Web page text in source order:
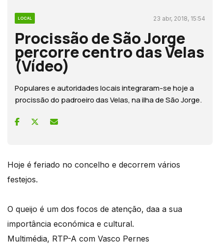
LOCAL 23 abr, 2018, 15:54
Procissão de São Jorge
percorre centro das Velas
(Vídeo)
Populares e autoridades locais integraram-se hoje a
procissão do padroeiro das Velas, na ilha de São Jorge.
Hoje é feriado no concelho e decorrem vários
festejos.
O queijo é um dos focos de atenção, daa a sua
importância económica e cultural.
Multimédia, RTP-A com Vasco Pernes